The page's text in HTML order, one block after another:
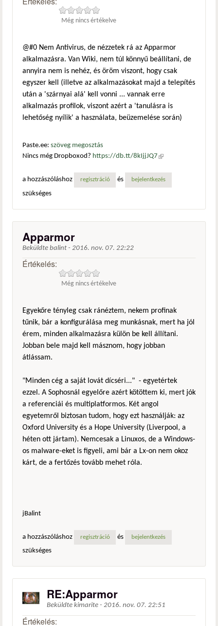
Még nincs értékelve
@#0 Nem Antivirus, de nézzetek rá az Apparmor
alkalmazásra. Van Wiki, nem túl könnyű beállítani, de
annyira nem is nehéz, és öröm viszont, hogy csak
egyszer kell (illetve az alkalmazásokat majd a telepítés
után a 'szárnyai alá' kell vonni ... vannak erre
alkalmazás profilok, viszont azért a 'tanulásra is
lehetőség nyílik' a használata, beüzemelése során)
Paste.ee: szöveg megosztás
Nincs még Dropboxod? https://db.tt/8kIjjJQ7 (külső
a hozzászóláshoz
regisztráció és bejelentkezés
szükséges
Apparmor
Beküldte balint - 2016. nov. 07. 22:22
Értékelés:
Még nincs értékelve
Egyekőre tényleg csak ránéztem, nekem profinak
tűnik, bár a konfigurálása meg munkásnak, mert ha jól
érem, minden alkalmazásra külön be kell állítani.
Jobban bele majd kell másznom, hogy jobban
átlássam.
"Minden cég a saját lovát dícséri..." - egyetértek
ezzel. A Sophosnál egyelőre azért kötöttem ki, mert jók
a referenciái és multiplatformos. Két angol
egyetemről biztosan tudom, hogy ezt használják: az
Oxford University és a Hope University (Liverpool, a
héten ott jártam). Nemcesak a Linuxos, de a Windows-
os malware-eket is figyeli, ami bár a Lx-on nem okoz
kárt, de a fertőzés tovább mehet róla.
jBalint
a hozzászóláshoz regisztráció és bejelentkezés
szükséges
RE:Apparmor
Beküldte kimarite - 2016. nov. 07. 22:51
Értékelés: